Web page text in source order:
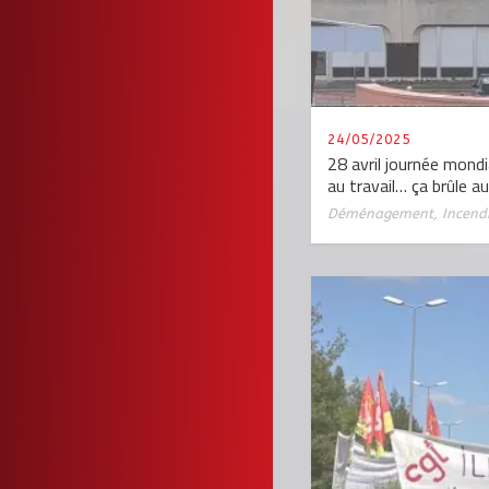
24/05/2025
28 avril journée
au travail… ça brûle
Déménagement,